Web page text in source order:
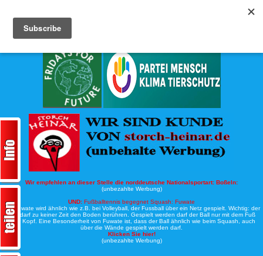
Wir empfehlen an dieser Stelle die norddeutsche Nationalsportart: Boßeln:
(unbezahlte Werbung)
UND: Fußballtennis begegnet Squash: Fuwate
Bei Fuwate wird ähnlich wie z.B. bei Volleyball, der Fussball über ein Netz gespielt. Wichtig: der
Ball darf zu keiner Zeit den Boden berühren. Gespielt werden darf der Ball nur mit dem Fuß
oder Kopf. Eine Besonderheit von Fuwate ist, dass der Ball ähnlich wie beim Squash, auch
über die Wände gespielt werden darf.
Klicken Sie hier!
(unbezahlte Werbung)